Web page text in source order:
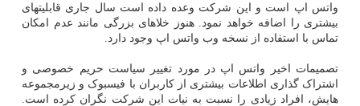
واتس اپ است و این شرکت وعده داده است سال جاری قابلیتهای
بیشتری را اضافه خواهد نمود. هنوز خلاهای بزرگی مانند عدم امکان
تماس با استفاده از نسخه وب واتس اپ وجود دارد.
تصمیمات اخیر واتس اپ در مورد تغییر سیاست حریم خصوصی و
اشتراک گذاری اطلاعات بیشتری از کاربران با فیسبوک و زیرمجموعه
هایش، افراد زیادی را نسبت به نیات این شرکت نگران کرده است.